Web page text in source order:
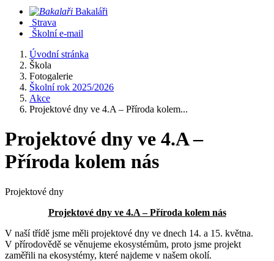
Bakaláři
Strava
Školní e-mail
Úvodní stránka
Škola
Fotogalerie
Školní rok 2025/2026
Akce
Projektové dny ve 4.A – Příroda kolem...
Projektové dny ve 4.A –
Příroda kolem nás
Projektové dny
Projektové dny ve 4.A – Příroda kolem nás
V naší třídě jsme měli projektové dny ve dnech 14. a 15. května.
V přírodovědě se věnujeme ekosystémům, proto jsme projekt
zaměřili na ekosystémy, které najdeme v našem okolí.